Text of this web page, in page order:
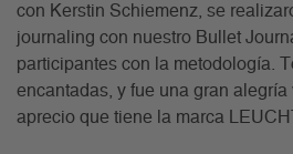
con Kerstin Schiemenz, se
journaling con nuestro Bullet
participantes con la metodología.
encantadas, y fue una gran alegría
aprecio que tiene la marca